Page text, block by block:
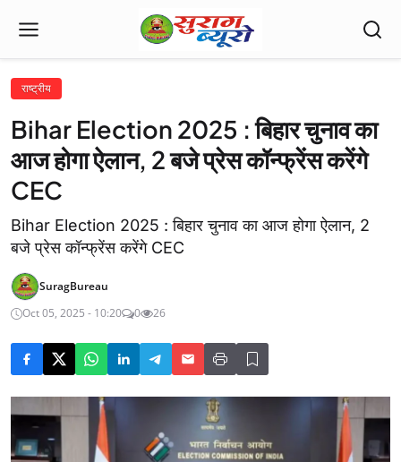
राष्ट्रीय
Bihar Election 2025 : बिहार चुनाव का
आज होगा ऐलान, 2 बजे प्रेस कॉन्फ्रेंस करेंगे
CEC
Bihar Election 2025 : बिहार चुनाव का आज होगा ऐलान, 2
बजे प्रेस कॉन्फ्रेंस करेंगे CEC
SuragBureau
Oct 05, 2025 - 10:20
0 26